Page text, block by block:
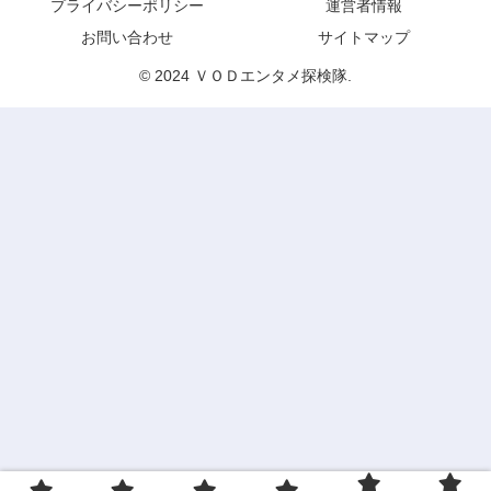
プライバシーポリシー
運営者情報
お問い合わせ
サイトマップ
© 2024 ＶＯＤエンタメ探検隊.